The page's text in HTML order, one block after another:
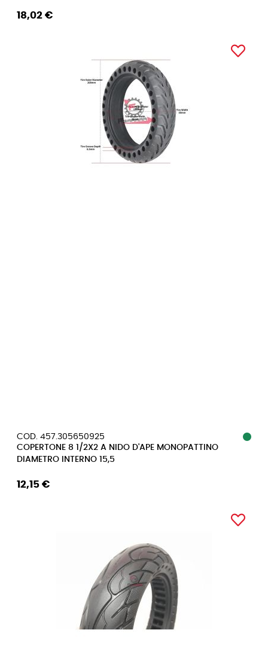
18,02 €
COD. 457.305650925
COPERTONE 8 1/2X2 A NIDO D'APE MONOPATTINO
DIAMETRO INTERNO 15,5
12,15 €